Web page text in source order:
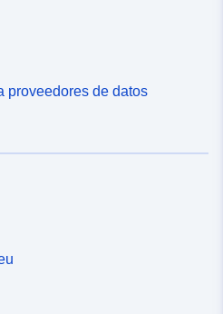
proveedores de datos